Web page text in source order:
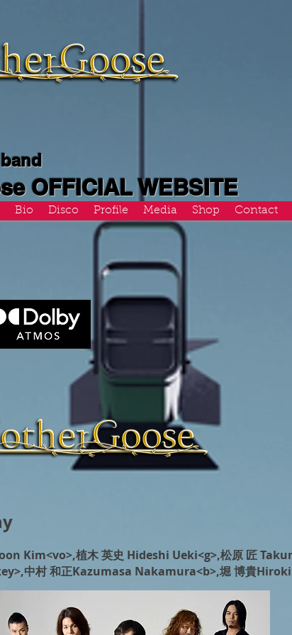
OFFICIAL WEBSITE
Bio Disco Profile Media Shop Contact
Kim<vo>,植木 英史 Hideshi Ueki<g>,松原 匠
中村 和正Kazumasa Nakamura<b>,堀 博貴Hiroki